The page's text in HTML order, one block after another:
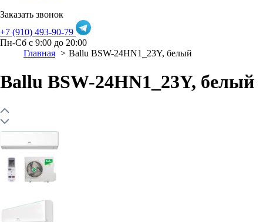
Заказать звонок
+7 (910) 493-90-79
Пн-Сб с 9:00 до 20:00
Главная
Ballu BSW-24HN1_23Y, белый
Ballu BSW-24HN1_23Y, белый